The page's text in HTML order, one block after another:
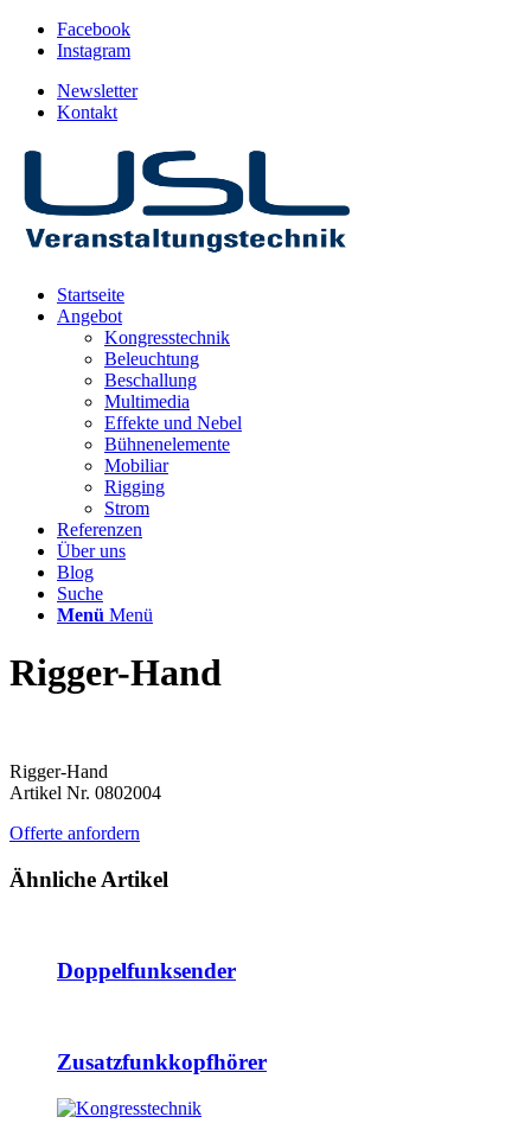
Facebook
Instagram
Newsletter
Kontakt
Startseite
Angebot
Kongresstechnik
Beleuchtung
Beschallung
Multimedia
Effekte und Nebel
Bühnenelemente
Mobiliar
Rigging
Strom
Referenzen
Über uns
Blog
Suche
Menü Menü
Rigger-Hand
Rigger-Hand
Artikel Nr. 0802004
Offerte anfordern
Ähnliche Artikel
Doppelfunksender
Zusatzfunkkopfhörer